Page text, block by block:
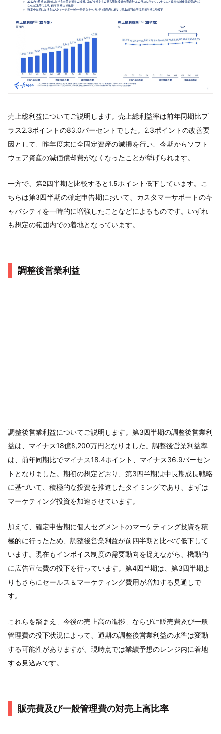
売上総利益についてご説明します。売上総利益率は前年同期比プ
ラス2.3ポイントの83.0パーセントでした。2.3ポイントの改善要
因として、昨年度末に全固定資産の減損を行い、今期からソフト
ウェア資産の減価償却費がなくなったことが挙げられます。
一方で、第2四半期と比較すると1.5ポイント低下しています。こ
ちらは第3四半期の確定申告期において、カスタマーサポートのキ
ャパシティを一時的に増強したことなどによるものです。いずれ
も想定の範囲内での着地となっています。
調整後営業利益
調整後営業利益についてご説明します。第3四半期の調整後営業利
益は、マイナス18億8,200万円となりました。調整後営業利益率
は、前年同期比でマイナス18.4ポイント、マイナス36.9パーセン
トとなりました。期初の想定どおり、第3四半期は中長期成長戦略
に基づいて、積極的な投資を推進したタイミングであり、まずは
マーケティング投資を加速させています。
加えて、確定申告期に個人セグメントのマーケティング投資を積
極的に行ったため、調整後営業利益が前四半期と比べて低下して
います。現在もインボイス制度の需要動向を捉えながら、機動的
に広告宣伝費の投下を行っています。第4四半期は、第3四半期よ
りもさらにセールス＆マーケティング費用が増加する見通しで
す。
これらを踏まえ、今後の売上高の進捗、ならびに販売費及び一般
管理費の投下状況によって、通期の調整後営業利益の水準は変動
する可能性がありますが、現時点では業績予想のレンジ内に着地
する見込みです。
販売費及び一般管理費の対売上高比率